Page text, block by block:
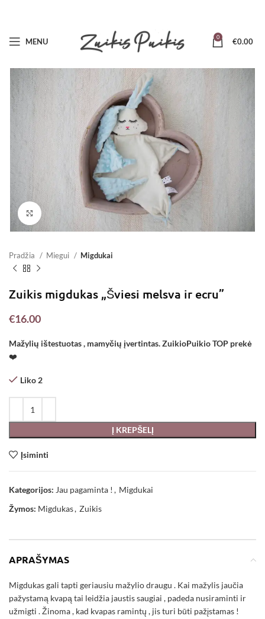
MENU 0 €0.00
Pradžia Miegui Migdukai
Zuikis migdukas „Šviesi melsva ir ecru”
€16.00
Mažylių ištestuotas , mamyčių įvertintas. ZuikioPuikio TOP prekė
❤️
Liko 2
Į KREPŠELĮ
Įsiminti
Kategorijos: Jau pagaminta ! , Migdukai
Žymos: Migdukas, Zuikis
APRAŠYMAS
Migdukas gali tapti geriausiu mažylio draugu . Kai mažylis jaučia
pažystamą kvapą tai leidžia jaustis saugiai , padeda nusiraminti ir
užmigti . Žinoma , kad kvapas ramintų , jis turi būti pažįstamas !